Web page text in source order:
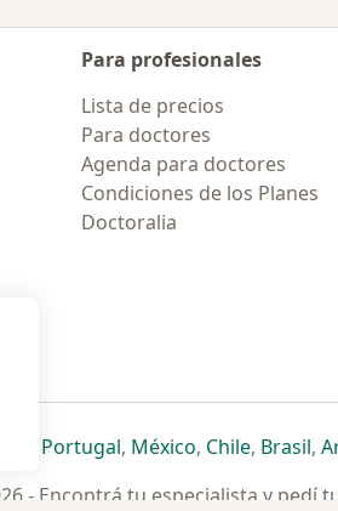
Para profesionales
Lista de precios
Para doctores
Agenda para doctores
Condiciones de los Planes
Doctoralia
pestaña
en una nueva pestaña
se abre en una nueva pestaña
Portugalse abre en una nueva
, Méxicose abre en una
, Chilese abre
, Brasilse
,
- Encontrá tu especialista y pedí